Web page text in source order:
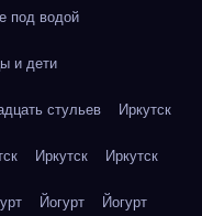
под водой
и дети
стульев Иркутск
Иркутск Иркутск
Йогурт Йогурт